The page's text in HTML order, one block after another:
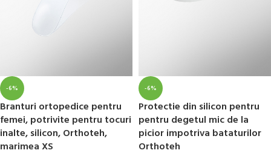
-6%
Branturi ortopedice pentru
femei, potrivite pentru tocuri
inalte, silicon, Orthoteh,
marimea XS
-6%
Protectie din silicon pentru
pentru degetul mic de la
picior impotriva bataturilor
Orthoteh